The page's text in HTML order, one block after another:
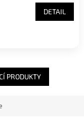
DETAIL
PRODUKTY